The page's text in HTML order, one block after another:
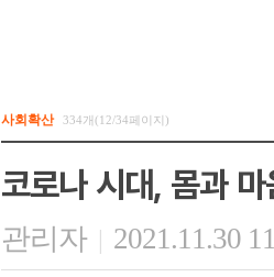
사회확산 334개(12/34페이지)
코로나 시대, 몸과
관리자 | 2021.11.30